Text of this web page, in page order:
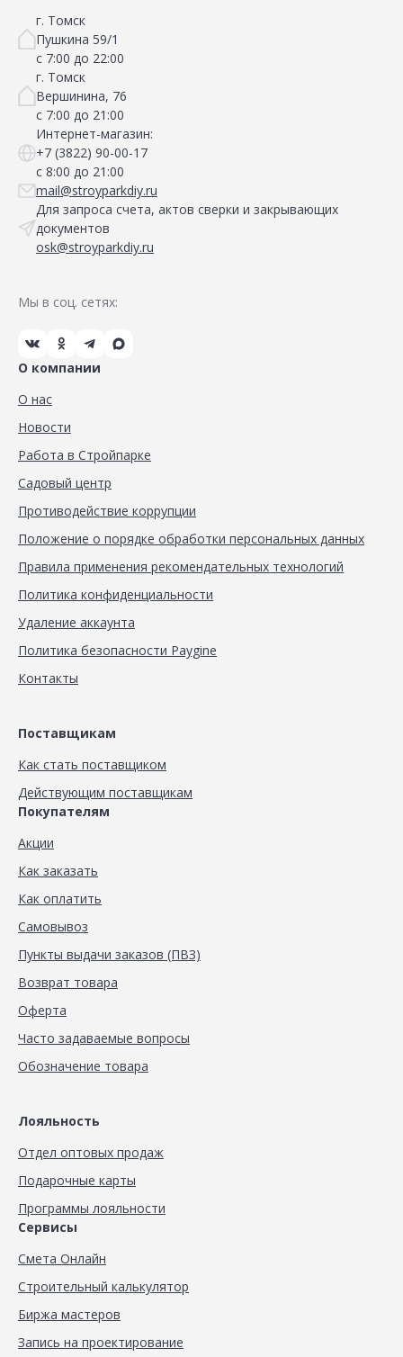
г. Томск
Пушкина 59/1
с 7:00 до 22:00
г. Томск
Вершинина, 76
с 7:00 до 21:00
Интернет-магазин:
+7 (3822) 90-00-17
с 8:00 до 21:00
mail@stroyparkdiy.ru
Для запроса счета, актов сверки и закрывающих
документов
osk@stroyparkdiy.ru
Мы в соц. сетях:
О компании
О нас
Новости
Работа в Стройпарке
Садовый центр
Противодействие коррупции
Положение о порядке обработки персональных данных
Правила применения рекомендательных технологий
Политика конфиденциальности
Удаление аккаунта
Политика безопасности Paygine
Контакты
Поставщикам
Как стать поставщиком
Действующим поставщикам
Покупателям
Акции
Как заказать
Как оплатить
Самовывоз
Пункты выдачи заказов (ПВЗ)
Возврат товара
Оферта
Часто задаваемые вопросы
Обозначение товара
Лояльность
Отдел оптовых продаж
Подарочные карты
Программы лояльности
Сервисы
Смета Онлайн
Строительный калькулятор
Биржа мастеров
Запись на проектирование